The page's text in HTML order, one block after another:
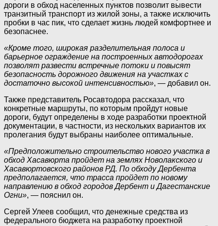
дороги в обход населенных пунктов позволит вывести
транзитный транспорт из жилой зоны, а также исключить
пробки в час пик, что сделает жизнь людей комфортнее и
безопаснее.
«Кроме того, широкая разделительная полоса и
барьерное ограждение на построенных автодорогах
позволят развести встречные потоки и повысят
безопасность дорожного движения на участках с
достаточно высокой интенсивностью», — добавил он.
Также представитель Росавтодора рассказал, что
конкретные маршруты, по которым пройдут новые
дороги, будут определены в ходе разработки проектной
документации, в частности, из нескольких вариантов их
пролегания будут выбраны наиболее оптимальные.
«Предположительно строительство нового участка в
обход Хасавюрта пройдет на землях Новолакского и
Хасавюртовского районов РД. По обходу Дербента
предполагается, что трасса пройдет по новому
направлению в обход городов Дербент и Дагестанские
Огни», — пояснил он.
Сергей Улеев сообщил, что денежные средства из
федерального бюджета на разработку проектной